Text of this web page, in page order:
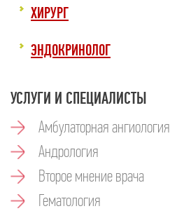
ХИРУРГ
ЭНДОКРИНОЛОГ
УСЛУГИ И СПЕЦИАЛИСТЫ
Амбулаторная ангиология
Андрология
Второе мнение врача
Гематология